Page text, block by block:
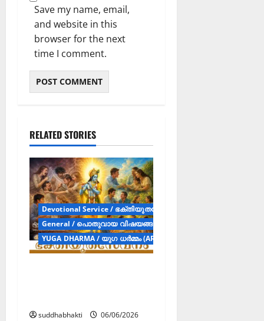
Save my name, email,
and website in this
browser for the next
time I comment.
RELATED STORIES
Devotional Service / ഭക്തിയുതസേവനം (Articles)
General / പൊതുവായ വിഷയങ്ങള്‍ (Articles)
YUGA DHARMA / യുഗ ധർമ്മം (ARTICLES)
suddhabhakti
06/06/2026